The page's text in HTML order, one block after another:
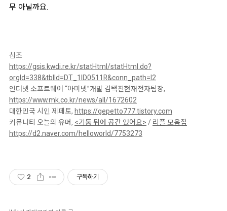
무 아닐까요.
참조
https://gsis.kwdi.re.kr/statHtml/statHtml.do?
orgId=338&tblId=DT_1ID0511R&conn_path=I2
인터넷 소프트웨어 “아미넷”개발 김택진현재전자팀장,
https://www.mk.co.kr/news/all/1672602
대한민국 시인 제페토, https://gepetto777.tistory.com
커뮤니티 오늘의 유머, <기둥 뒤에 공간 있어요> / 리플 모음집
https://d2.naver.com/helloworld/7753273
2 구독하기